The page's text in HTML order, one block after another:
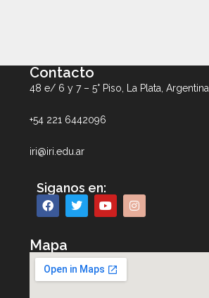
Contacto
48 e/ 6 y 7 – 5° Piso, La Plata, Argentina
+54 221 6442096
iri@iri.edu.ar
Siganos en:
Mapa